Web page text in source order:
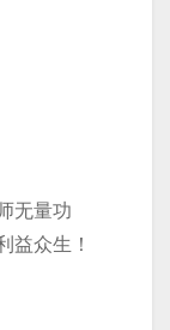
无量功
益众生！